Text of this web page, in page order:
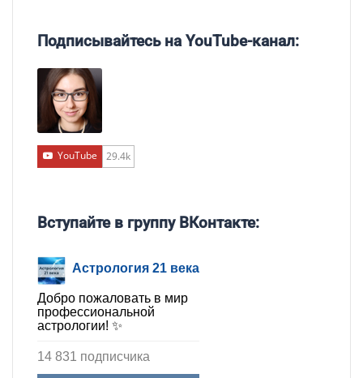
Подписывайтесь на YouTube-канал:
YouTube 29.4k
Вступайте в группу ВКонтакте:
Астрология 21 века
Добро пожаловать в мир
профессиональной
астрологии! ✨
14 831 подписчика